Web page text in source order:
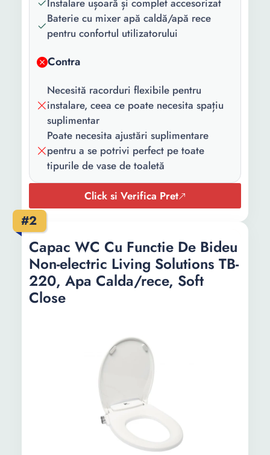
Instalare ușoară și complet accesorizat
Baterie cu mixer apă caldă/apă rece
pentru confortul utilizatorului
Contra
Necesită racorduri flexibile pentru
instalare, ceea ce poate necesita spațiu
suplimentar
Poate necesita ajustări suplimentare
pentru a se potrivi perfect pe toate
tipurile de vase de toaletă
Click si Verifica Pret
#2
Capac WC Cu Functie De Bideu
Non-electric Living Solutions TB-
220, Apa Calda/rece, Soft
Close